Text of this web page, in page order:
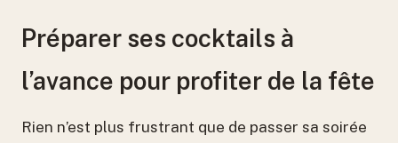
Préparer ses cocktails à
l’avance pour profiter de la fête
Rien n’est plus frustrant que de passer sa soirée